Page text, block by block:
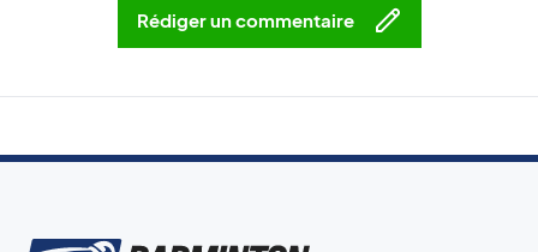
Rédiger un commentaire